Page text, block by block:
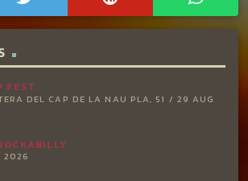
FEST
DEL CAP DE LA NAU PLA, 51 / 29 AUG
2026